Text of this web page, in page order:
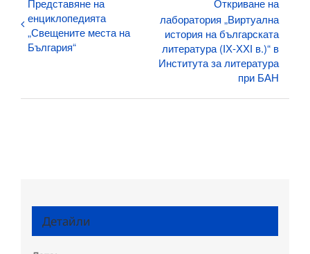
енциклопедията
„Свещените места на
България“
лаборатория „Виртуална
история на българската
литература (ІХ-ХХІ в.)“ в
Института за литература
при БАН
Детайли